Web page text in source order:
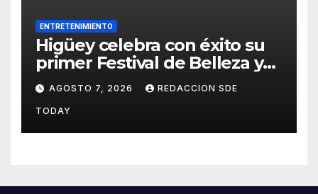
ENTRETENIMIENTO
Higüey celebra con éxito su
primer Festival de Belleza y
Emprendimiento
AGOSTO 7, 2026 REDACCION SDE
TODAY